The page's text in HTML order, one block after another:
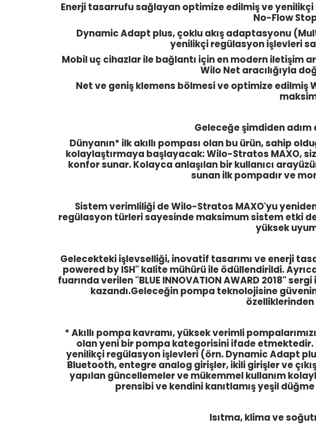
Enerji tasarrufu sağlayan optimize edilmiş ve
No-Flow
Dynamic Adapt plus, çoklu akış adaptasyonu
yenilikçi regülasyon işlevleri
Mobil uç cihazlar ile bağlantı için en modern iletişim
Wilo Net aracılığıyla
Net ve geniş klemens bölmesi ve optimize
Geleceğe şimdiden
Dünyanın* ilk akıllı pompası olan bu ürün, sahip
kolaylaştırmaya başlayacak: Wilo-Stratos MAXO,
konfor sunar. Kolayca anlaşılan bir kullanıcı
sunan ilk pompadır ve
Sistem verimliliği de Wilo-Stratos MAXO'yu
regülasyon türleri sayesinde maksimum sistem etki
yüksek
Gelecekteki işlevselliği, inovatif tasarımı ve enerji
powered by ISH" kalite mühürü ile ödüllendirildi.
fuarında verilen "BLUE INNOVATION AWARD 2018"
kazandı.Geleceğin pompa teknolojisine
* Akıllı pompa kavramı, yüksek verimli
olan yeni bir pompa kategorisini ifade etmektedir.
yenilikçi regülasyon işlevleri (örn. Dynamic Adapt
Bluetooth, entegre analog girişler, ikili girişler ve
yapılan güncellemeler ve mükemmel kullanım
prensibi ve kendini kanıtlamış yeşil
Isıtma, klima ve